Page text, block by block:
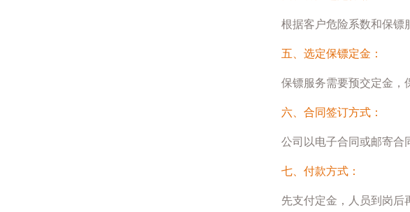
根据客户危险系数和保镖
五、选定保镖定金：
保镖服务需要预交定金，
六、合同签订方式：
公司以电子合同或邮寄合
七、付款方式：
先支付定金，人员到岗后